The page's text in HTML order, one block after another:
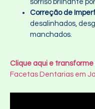
sorriso brilhante
Correção de
desalinhados,
manchados.
Clique aqui e transforme
Facetas Dentarias em